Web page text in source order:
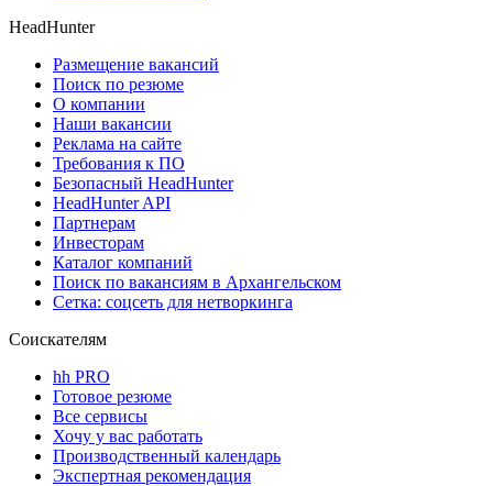
HeadHunter
Размещение вакансий
Поиск по резюме
О компании
Наши вакансии
Реклама на сайте
Требования к ПО
Безопасный HeadHunter
HeadHunter API
Партнерам
Инвесторам
Каталог компаний
Поиск по вакансиям в Архангельском
Сетка: соцсеть для нетворкинга
Соискателям
hh PRO
Готовое резюме
Все сервисы
Хочу у вас работать
Производственный календарь
Экспертная рекомендация